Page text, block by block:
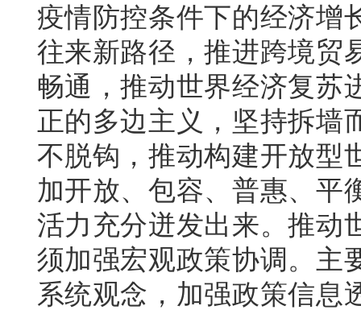
疫情防控条件下的经济增
往来新路径，推进跨境贸
畅通，推动世界经济复苏
正的多边主义，坚持拆墙
不脱钩，推动构建开放型
加开放、包容、普惠、平
活力充分迸发出来。推动
须加强宏观政策协调。主
系统观念，加强政策信息